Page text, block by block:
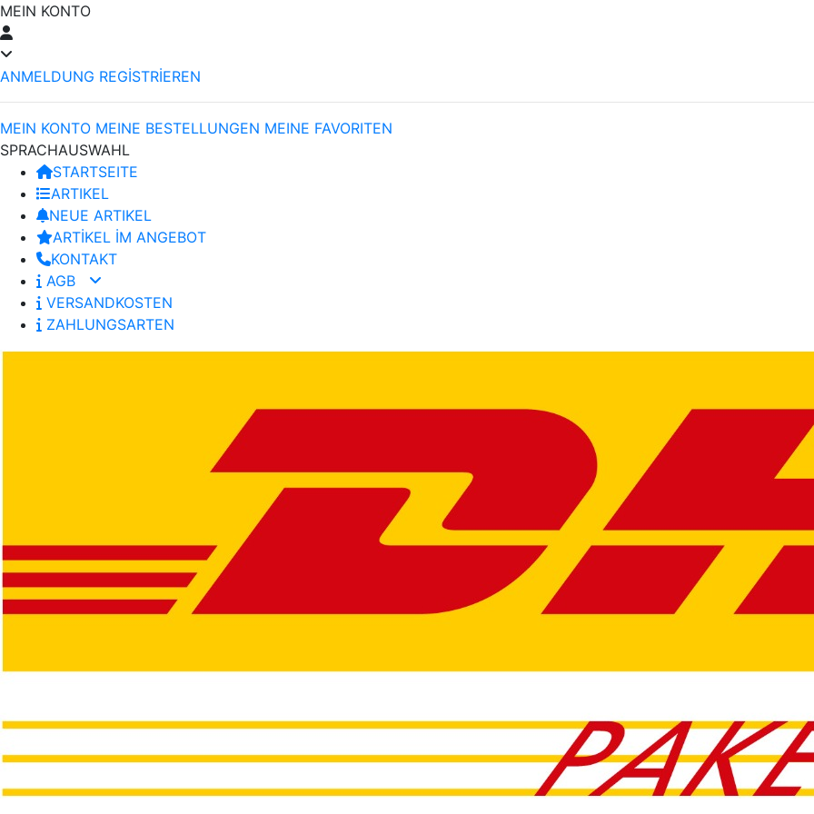
MEIN KONTO
ANMELDUNG REGİSTRİEREN
MEIN KONTO MEINE BESTELLUNGEN MEINE FAVORITEN
SPRACHAUSWAHL
STARTSEITE
ARTIKEL
NEUE ARTIKEL
ARTİKEL İM ANGEBOT
KONTAKT
AGB
VERSANDKOSTEN
ZAHLUNGSARTEN